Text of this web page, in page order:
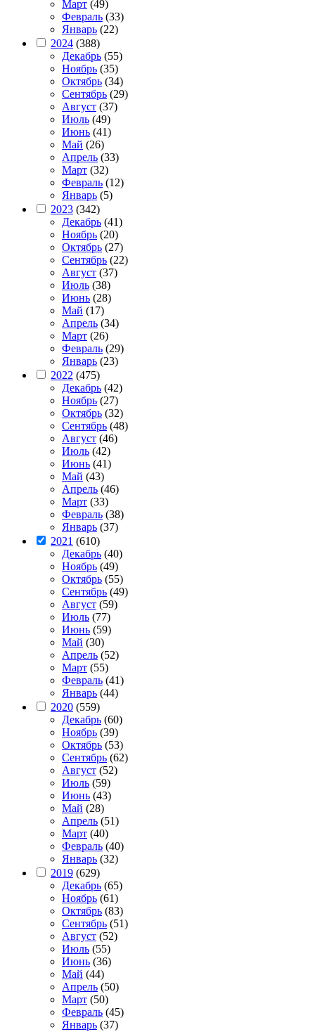
Март (49)
Февраль (33)
Январь (22)
2024 (388)
Декабрь (55)
Ноябрь (35)
Октябрь (34)
Сентябрь (29)
Август (37)
Июль (49)
Июнь (41)
Май (26)
Апрель (33)
Март (32)
Февраль (12)
Январь (5)
2023 (342)
Декабрь (41)
Ноябрь (20)
Октябрь (27)
Сентябрь (22)
Август (37)
Июль (38)
Июнь (28)
Май (17)
Апрель (34)
Март (26)
Февраль (29)
Январь (23)
2022 (475)
Декабрь (42)
Ноябрь (27)
Октябрь (32)
Сентябрь (48)
Август (46)
Июль (42)
Июнь (41)
Май (43)
Апрель (46)
Март (33)
Февраль (38)
Январь (37)
2021 (610)
Декабрь (40)
Ноябрь (49)
Октябрь (55)
Сентябрь (49)
Август (59)
Июль (77)
Июнь (59)
Май (30)
Апрель (52)
Март (55)
Февраль (41)
Январь (44)
2020 (559)
Декабрь (60)
Ноябрь (39)
Октябрь (53)
Сентябрь (62)
Август (52)
Июль (59)
Июнь (43)
Май (28)
Апрель (51)
Март (40)
Февраль (40)
Январь (32)
2019 (629)
Декабрь (65)
Ноябрь (61)
Октябрь (83)
Сентябрь (51)
Август (52)
Июль (55)
Июнь (36)
Май (44)
Апрель (50)
Март (50)
Февраль (45)
Январь (37)